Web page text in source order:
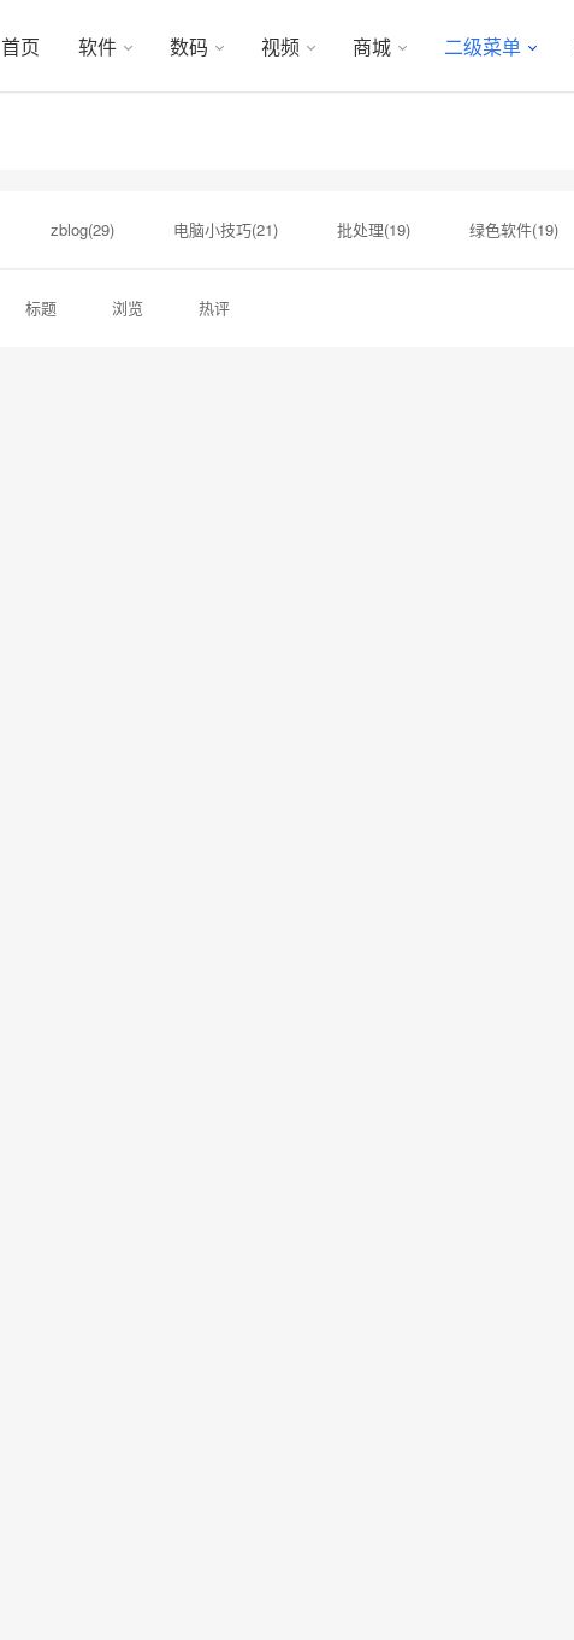
首页 软件 数码 视频 商城 二级菜单
zblog(29) 电脑小技巧(21) 批处理(19) 绿色软件(19)
标题 浏览 热评